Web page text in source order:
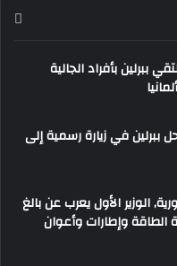
ببرلين بأفراد الجالية
ببرلين في زيارة رسمية إلى
الوزير الأول يعرب عن بالغ
الطاقة وإطارات وأعوان